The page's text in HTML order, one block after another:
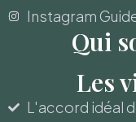
Instagram
Qui
Les
L'accord idéal